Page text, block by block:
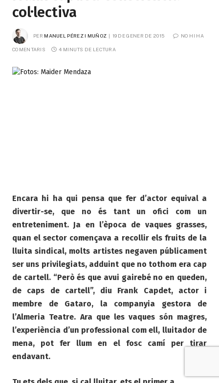
col·lectiva
PER MANUEL PÉREZ I MUÑOZ 19 DE GENER DE 2015 NO HI HA
COMENTARIS 4 MINUTS DE LECTURA
Encara hi ha qui pensa que fer d’actor equival a
divertir-se, que no és tant un ofici com un
entreteniment. Ja en l’època de vaques grasses,
quan el sector començava a recollir els fruits de la
lluita sindical, molts artistes negaven públicament
ser uns privilegiats, adduint que no tothom era cap
de cartell. “Però és que avui gairebé no en queden,
de caps de cartell”, diu Frank Capdet, actor i
membre de Gataro, la companyia gestora de
l’Almeria Teatre. Ara que les vaques són magres,
l’experiència d’un professional com ell, lluitador de
mena, pot fer llum en el fosc camí per tirar
endavant.